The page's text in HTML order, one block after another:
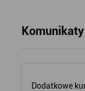
Komunikaty
Dodatkowe